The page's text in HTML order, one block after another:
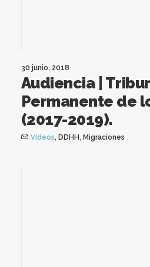
30 junio, 2018
Audiencia |
Permanente de
(2017-2019).
Vídeos, DDHH, Migraciones